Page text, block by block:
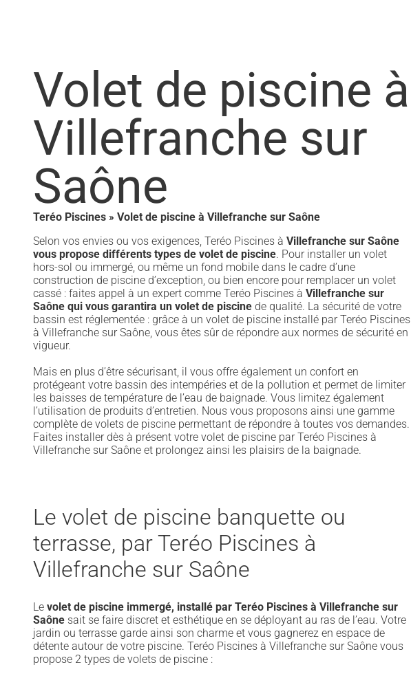
Volet de piscine à
Villefranche sur
Saône
Teréo Piscines » Volet de piscine à Villefranche sur Saône
Selon vos envies ou vos exigences, Teréo Piscines à Villefranche sur Saône
vous propose différents types de volet de piscine. Pour installer un volet
hors-sol ou immergé, ou même un fond mobile dans le cadre d’une
construction de piscine d’exception, ou bien encore pour remplacer un volet
cassé : faites appel à un expert comme Teréo Piscines à Villefranche sur
Saône qui vous garantira un volet de piscine de qualité. La sécurité de votre
bassin est réglementée : grâce à un volet de piscine installé par Teréo Piscines
à Villefranche sur Saône, vous êtes sûr de répondre aux normes de sécurité en
vigueur.
Mais en plus d’être sécurisant, il vous offre également un confort en
protégeant votre bassin des intempéries et de la pollution et permet de limiter
les baisses de température de l’eau de baignade. Vous limitez également
l’utilisation de produits d’entretien. Nous vous proposons ainsi une gamme
complète de volets de piscine permettant de répondre à toutes vos demandes.
Faites installer dès à présent votre volet de piscine par Teréo Piscines à
Villefranche sur Saône et prolongez ainsi les plaisirs de la baignade.
Le volet de piscine banquette ou
terrasse, par Teréo Piscines à
Villefranche sur Saône
Le volet de piscine immergé, installé par Teréo Piscines à Villefranche sur
Saône sait se faire discret et esthétique en se déployant au ras de l’eau. Votre
jardin ou terrasse garde ainsi son charme et vous gagnerez en espace de
détente autour de votre piscine. Teréo Piscines à Villefranche sur Saône vous
propose 2 types de volets de piscine :